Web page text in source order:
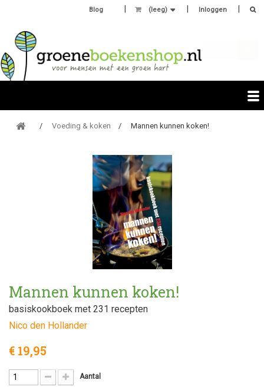
Inloggen
(leeg)
Blog
Voeding & koken Mannen kunnen koken!
Mannen kunnen koken!
basiskookboek met 231 recepten
Nico den Hollander
€ 19,95
Aantal